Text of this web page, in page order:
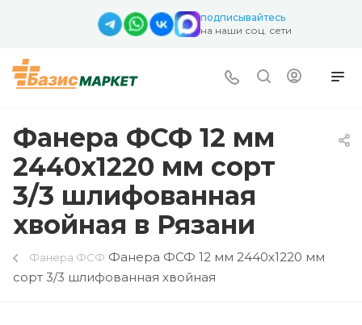
подписывайтесь
на наши соц. сети
Фанера ФСФ 12 мм
2440х1220 мм сорт
3/3 шлифованная
хвойная в Рязани
Фанера ФСФ Фанера ФСФ 12 мм 2440х1220 мм
сорт 3/3 шлифованная хвойная